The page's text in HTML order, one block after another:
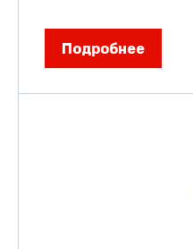
Подробнее